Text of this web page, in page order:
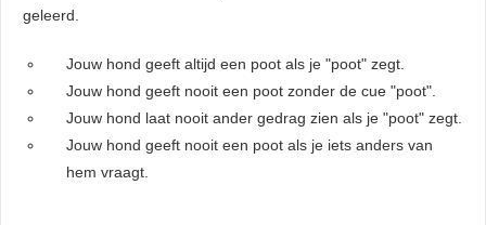
geleerd.
Jouw hond geeft altijd een poot als je "poot" zegt.
Jouw hond geeft nooit een poot zonder de cue "poot".
Jouw hond laat nooit ander gedrag zien als je "poot" zegt.
Jouw hond geeft nooit een poot als je iets anders van
hem vraagt.